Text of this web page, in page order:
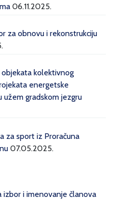
06.11.2025.
za obnovu i rekonstrukciju
objekata kolektivnog
energetske
užem gradskom jezgru
za sport iz Proračuna
07.05.2025.
izbor i imenovanje članova